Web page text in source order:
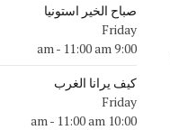
صباح الخير استونيا
Friday
9:00 am
- 11:00 am
كيف يرانا الغرب
Friday
10:00 am
- 11:00 am